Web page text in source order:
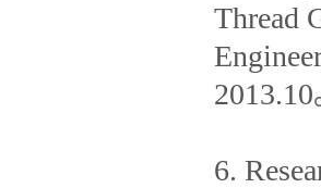
Thread
6.